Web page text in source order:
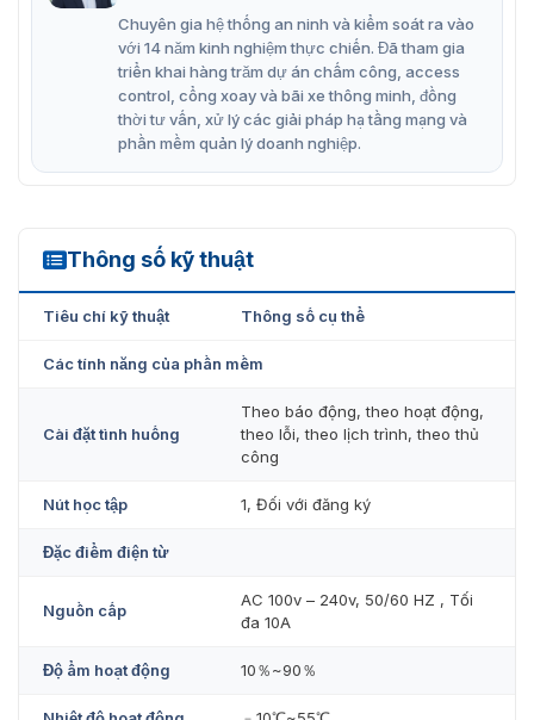
Đặt kịch bản theo các sự kiện khác nhau.
Thiết kế thân thiện, an toàn với người dùng.
Chế tạo từ chất liệu chất lượng cao, bền bỉ.
VietnamSmart là địa chỉ phân phối chính hãng
cắm không dây Hikvision DS-PSP1-WB
khẩu nguyên chiếc từ nhà sản xuất, đảm bảo chất lượng
và giá cả. Quý khách có nhu cầu mua sản phẩm vui lòng
liên hệ quahotline 093.6611.372để được tư vấn miễn
phí và nhận báo giá sớm nhất!!!
Chuyên gia hệ thống an ninh và kiểm soát ra vào
với 14 năm kinh nghiệm thực chiến. Đã tham gia
triển khai hàng trăm dự án chấm công, access
control, cổng xoay và bãi xe thông minh, đồng
thời tư vấn, xử lý các giải pháp hạ tầng mạng và
phần mềm quản lý doanh nghiệp.
Thông số kỹ thuật
DS-PSP1-WB
Tiêu chí kỹ thuật Thông số cụ thể
Các tính năng của phần mềm
Cài đặt tình huống
Theo báo động, theo hoạt động,
theo lỗi, theo lịch trình, theo thủ
công
Nút học tập 1, Đối với đăng ký
Đặc điểm điện từ
Nguồn cấp
AC 100v – 240v, 50/60 HZ , Tối
đa 10A
Độ ẩm hoạt động 10％~90％